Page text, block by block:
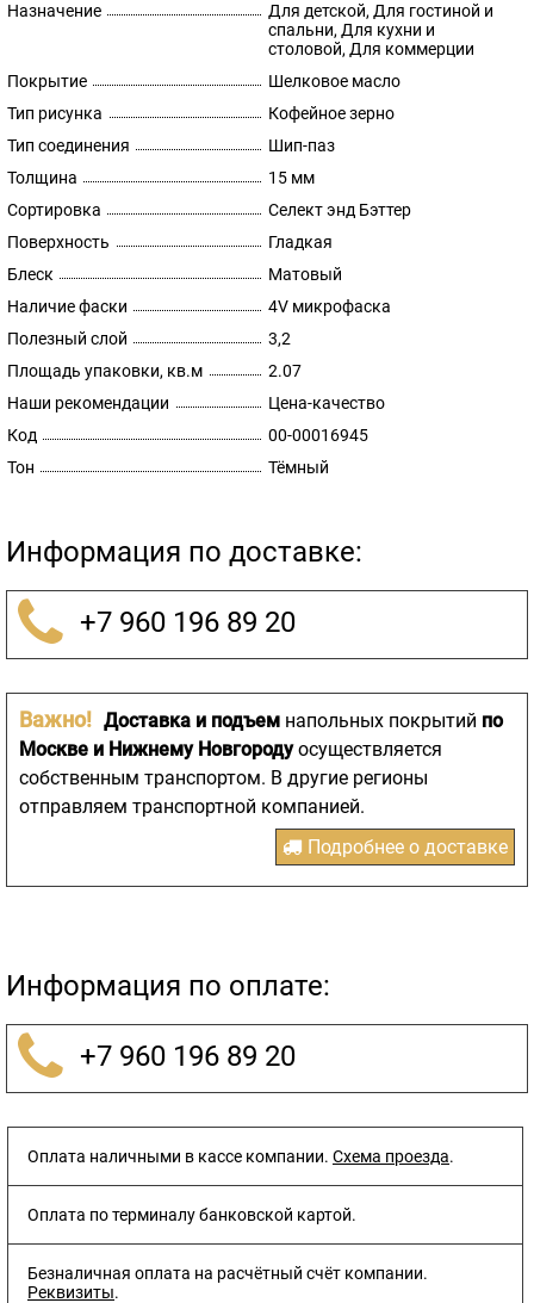
Назначение
Для детской, Для гостиной и
спальни, Для кухни и
столовой, Для коммерции
Покрытие
Шелковое масло
Тип рисунка
Кофейное зерно
Тип соединения
Шип-паз
Толщина
15 мм
Сортировка
Селект энд Бэттер
Поверхность
Гладкая
Блеск
Матовый
Наличие фаски
4V микрофаска
Полезный слой
3,2
Площадь упаковки, кв.м
2.07
Наши рекомендации
Цена-качество
Код
00-00016945
Тон
Тёмный
Информация по доставке:
+7 960 196 89 20
Важно! Доставка и подъем напольных покрытий по
Москве и Нижнему Новгородуосуществляется
собственным транспортом. В другие регионы
отправляем транспортной компанией.
Подробнее о доставке
Информация по оплате:
+7 960 196 89 20
Оплата наличными в кассе компании. Схема проезда.
Оплата по терминалу банковской картой.
Безналичная оплата на расчётный счёт компании.
Реквизиты.